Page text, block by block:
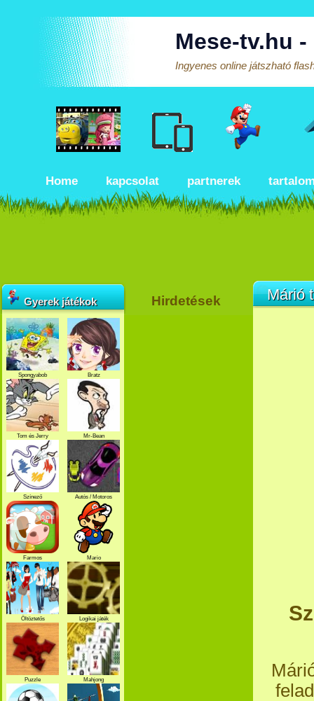
Mese-tv.hu
Ingyenes online játszható
Home kapcsolat partnerek
Márió
Gyerek játékok
Spongyabob Bratz
Tom és Jerry Mr-Bean
Színező Autós / Motoros
Farmos Mario
Öltöztetős Logikai játék
Puzzle Mahjong
Hirdetések